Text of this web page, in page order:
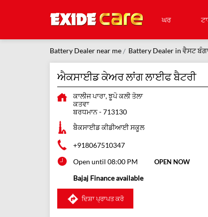
ਘਰ
Battery Dealer near me Battery Dealer in ਵੈਸਟ
ਐਕਸਾਈਡ ਕੇਅਰ ਲਾਂਗ ਲਾਈਫ ਬੈਟਰੀ
ਕਾਲੀਜ ਪਾਰਾ, ਝੂਪੋ ਕਲੀ ਤੋਲਾ
ਕਤਵਾ
ਬਰਧਮਾਨ-713130
ਬੈਕਸਾਈਡ ਕੀਡੀਆਈ ਸਕੂਲ
+918067510347
Open until 08:00 PM
OPEN NOW
Bajaj Finance available
ਦਿਸ਼ਾ ਪ੍ਰਾਪਤ ਕਰੋ